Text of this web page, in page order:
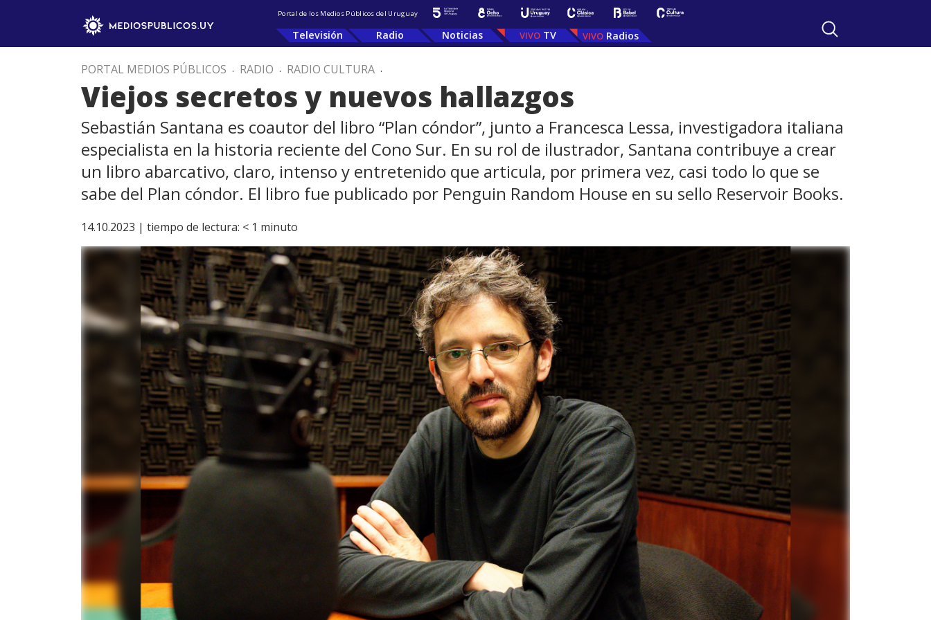
Portal de los Medios Públicos del Uruguay
Televisión Radio Noticias TV Radios
PORTAL MEDIOS PÚBLICOS . RADIO . RADIO CULTURA .
Viejos secretos y nuevos hallazgos
Sebastián Santana es coautor del libro “Plan cóndor”, junto a Francesca Lessa, investigadora italiana
especialista en la historia reciente del Cono Sur. En su rol de ilustrador, Santana contribuye a crear
un libro abarcativo, claro, intenso y entretenido que articula, por primera vez, casi todo lo que se
sabe del Plan cóndor. El libro fue publicado por Penguin Random House en su sello Reservoir Books.
14.10.2023 | tiempo de lectura: < 1 minuto